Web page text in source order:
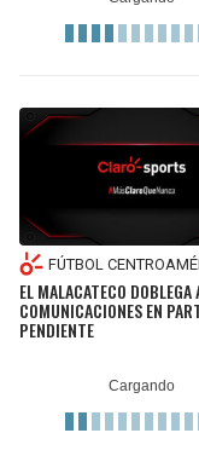
FÚTBOL
EL MALACATECO DOBLEGA
COMUNICACIONES EN
PENDIENTE